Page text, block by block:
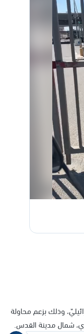
وذلك بزعم محاولة
شمال مدينة القدس.